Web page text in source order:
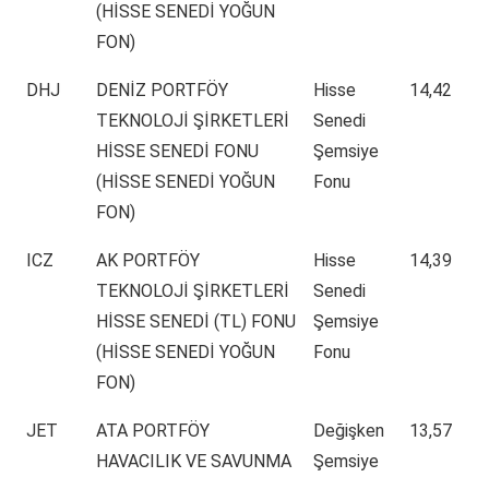
(HİSSE SENEDİ YOĞUN
FON)
DHJ
DENİZ PORTFÖY
TEKNOLOJİ ŞİRKETLERİ
HİSSE SENEDİ FONU
(HİSSE SENEDİ YOĞUN
FON)
Hisse
Senedi
Şemsiye
Fonu
14,42
ICZ
AK PORTFÖY
TEKNOLOJİ ŞİRKETLERİ
HİSSE SENEDİ (TL) FONU
(HİSSE SENEDİ YOĞUN
FON)
Hisse
Senedi
Şemsiye
Fonu
14,39
JET
ATA PORTFÖY
HAVACILIK VE SAVUNMA
Değişken
Şemsiye
13,57